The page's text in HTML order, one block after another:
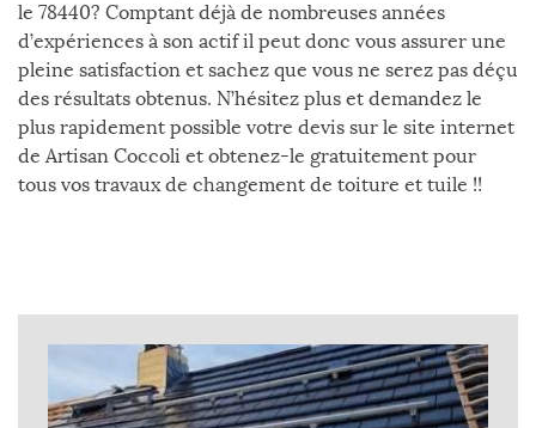
le 78440? Comptant déjà de nombreuses années
d’expériences à son actif il peut donc vous assurer une
pleine satisfaction et sachez que vous ne serez pas déçu
des résultats obtenus. N’hésitez plus et demandez le
plus rapidement possible votre devis sur le site internet
de Artisan Coccoli et obtenez-le gratuitement pour
tous vos travaux de changement de toiture et tuile !!